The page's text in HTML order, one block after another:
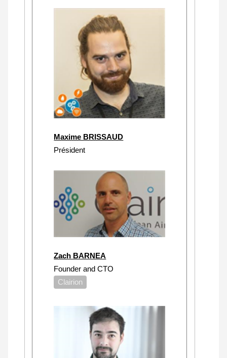
Maxime BRISSAUD
Président
Zach BARNEA
Founder and CTO
Clairion